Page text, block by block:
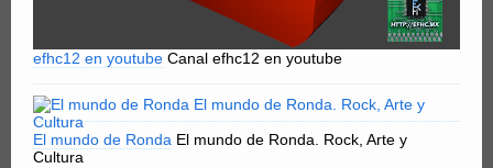
efhc12 en youtube Canal efhc12 en youtube
El mundo de Ronda El mundo de Ronda. Rock, Arte y
Cultura